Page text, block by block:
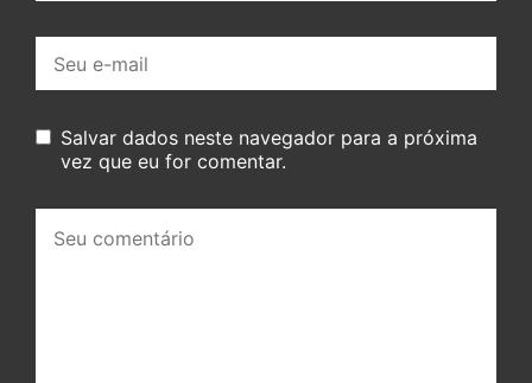
mail:
Salvar dados neste navegador para a próxima
vez que eu for comentar.
comentário: